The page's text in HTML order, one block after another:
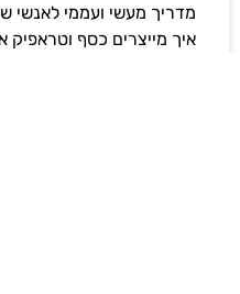
איך מייצרים כסף וטראפיק